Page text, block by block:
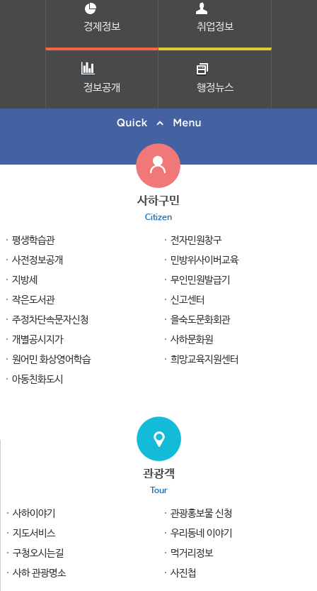
경제정보 취업정보
정보공개 행정뉴스
사하구민
Citizen
평생학습관
전자민원창구
사전정보공개
민방위사이버교육
지방세
무인민원발급기
작은도서관
신고센터
주정차단속문자신청
을숙도문화회관
개별공시지가
사하문화원
원어민 화상영어학습
희망교육지원센터
아동친화도시
관광객
Tour
사하이야기
관광홍보물 신청
지도서비스
우리동네 이야기
구청오시는길
먹거리정보
사하 관광명소
사진첩